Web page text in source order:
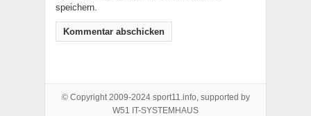
speichern.
© Copyright 2009-2024 sport11.info, supported by
W51 IT-SYSTEMHAUS